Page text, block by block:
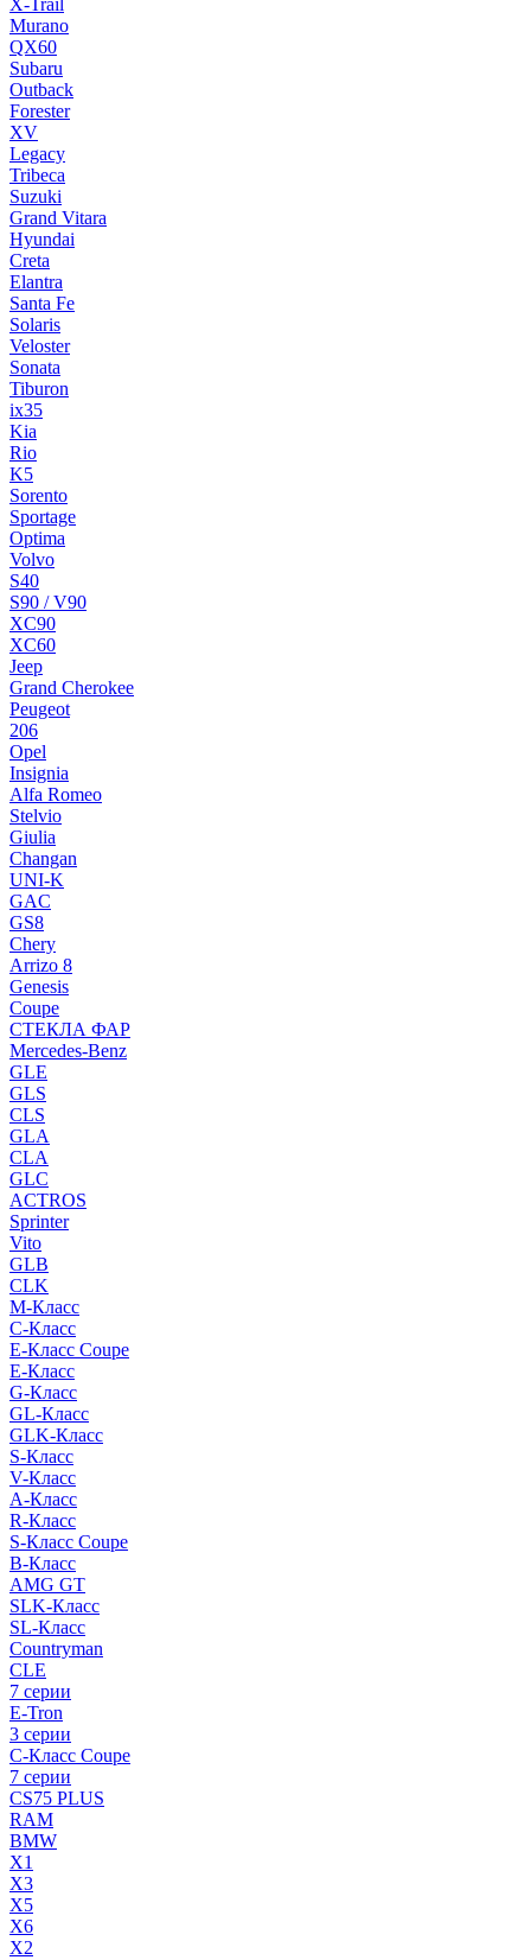
X-Trail
Murano
QX60
Subaru
Outback
Forester
XV
Legacy
Tribeca
Suzuki
Grand Vitara
Hyundai
Creta
Elantra
Santa Fe
Solaris
Veloster
Sonata
Tiburon
ix35
Kia
Rio
K5
Sorento
Sportage
Optima
Volvo
S40
S90 / V90
XC90
XC60
Jeep
Grand Cherokee
Peugeot
206
Opel
Insignia
Alfa Romeo
Stelvio
Giulia
Changan
UNI-K
GAC
GS8
Chery
Arrizo 8
Genesis
Coupe
СТЕКЛА ФАР
Mercedes-Benz
GLE
GLS
CLS
GLA
CLA
GLC
ACTROS
Sprinter
Vito
GLB
CLK
M-Класс
C-Класс
E-Класс Coupe
E-Класс
G-Класс
GL-Класс
GLK-Класс
S-Класс
V-Класс
A-Класс
R-Класс
S-Класс Сoupe
B-Класс
AMG GT
SLK-Класс
SL-Класс
Countryman
CLE
7 серии
E-Tron
3 серии
C-Класс Coupe
7 серии
CS75 PLUS
RAM
BMW
X1
X3
X5
X6
X2